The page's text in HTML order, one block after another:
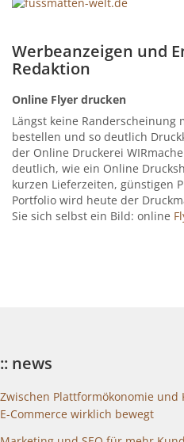
Werbeanzeigen und
Redaktion
Online Flyer drucken
Längst keine Randerscheinung
bestellen und so deutlich
der Online Druckerei
deutlich, wie ein Online
kurzen Lieferzeiten, günstigen
Portfolio wird heute der
Sie sich selbst ein Bild: online
:: news
Zwischen Plattformökonomie
E-Commerce wirklich bewegt